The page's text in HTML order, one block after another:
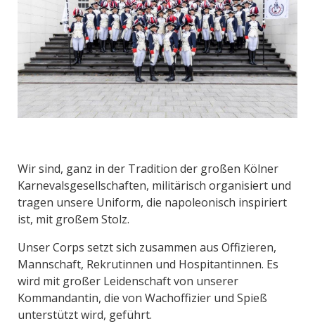
Wir sind, ganz in der Tradition der großen Kölner
Karnevalsgesellschaften, militärisch organisiert und
tragen unsere Uniform, die napoleonisch inspiriert
ist, mit großem Stolz.
Unser Corps setzt sich zusammen aus Offizieren,
Mannschaft, Rekrutinnen und Hospitantinnen. Es
wird mit großer Leidenschaft von unserer
Kommandantin, die von Wachoffizier und Spieß
unterstützt wird, geführt.